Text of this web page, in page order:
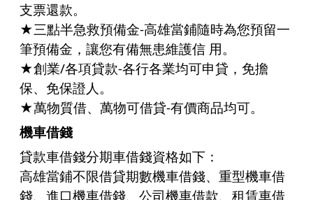
支票還款。
★三點半急救預備金-高雄當鋪隨時為您預留一
筆預備金，讓您有備無患維護信 用。
★創業/各項貸款-各行各業均可申貸，免擔
保、免保證人。
★萬物質借、萬物可借貸-有價商品均可。
機車借錢
貸款車借錢分期車借錢資格如下：
高雄當鋪不限借貸期數機車借錢、 重型機車借
錢、進口機車借錢、公司機車借款、租賃車借